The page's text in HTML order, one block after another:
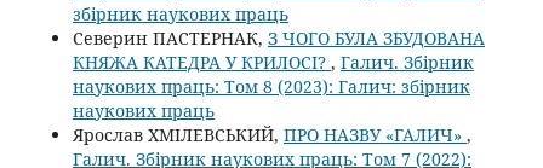
збірник наукових праць
Северин ПАСТЕРНАК, З ЧОГО БУЛА ЗБУДОВАНА
КНЯЖА КАТЕДРА У КРИЛОСІ? , Галич. Збірник
наукових праць: Том 8 (2023): Галич: збірник
наукових праць
Ярослав ХМІЛЕВСЬКИЙ, ПРО НАЗВУ «ГАЛИЧ» ,
Галич. Збірник наукових праць: Том 7 (2022):